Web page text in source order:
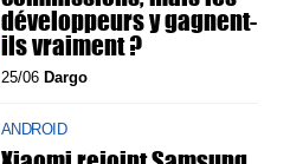
développeurs y gagnent-
ils vraiment ?
25/06 Dargo
ANDROID